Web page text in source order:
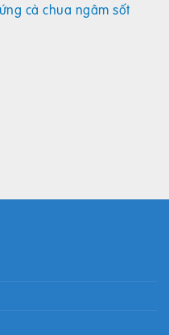
cà chua ngâm sốt